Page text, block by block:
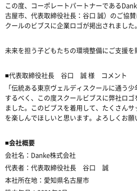
この度、コーポレートパートナーである
古屋市、代表取締役社長：谷口 誠）のご協
クールのビブスに企業ロゴが掲出されました。
未来を担う子どもたちの環境整備にご支援を
■代表取締役社長 谷口 誠 様 コメント
「伝統ある東京ヴェルディスクールに通う
するべく、この度スクールビブスに弊社ロ
ました。このビブスを着用して、たくさん
を楽しんでほしいと思います。よろしくお願
■会社概要
会社名：Danke株式会社
代表者：代表取締役社長 谷口 誠
本社所在地：愛知県名古屋市